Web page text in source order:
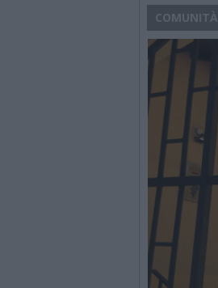
COMUNITÀ